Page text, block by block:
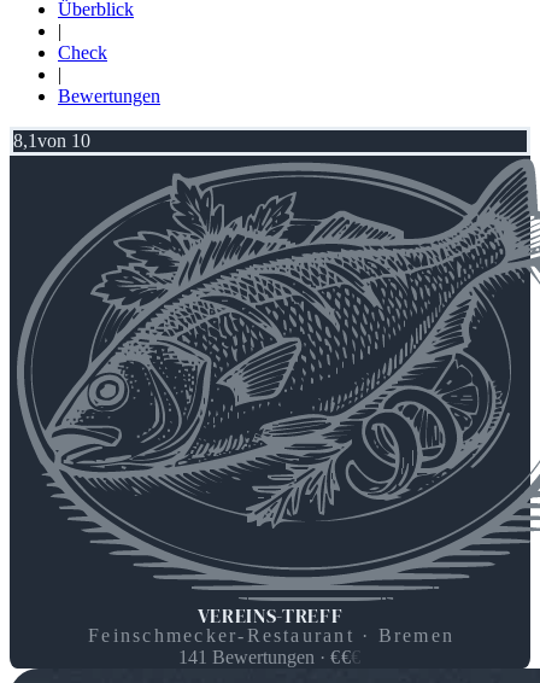
Überblick
|
Check
|
Bewertungen
8,1von 10
VEREINS-TREFF
Feinschmecker-Restaurant · Bremen
141 Bewertungen ·€€€